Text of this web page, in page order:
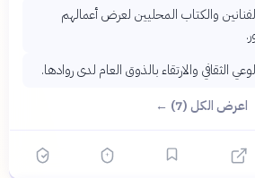
والكتاب المحليين لعرض أعمالهم
الثقافي والارتقاء بالذوق العام لدى روادها.
اعرض الكل (7) ←